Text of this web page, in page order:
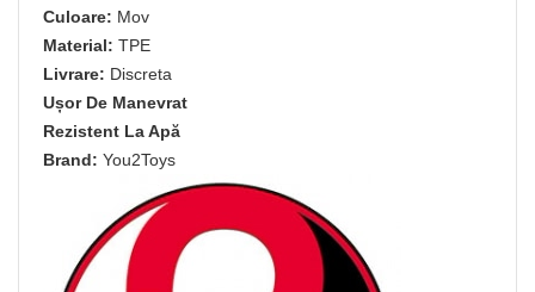
Culoare: Mov
Material: TPE
Livrare: Discreta
Ușor De Manevrat
Rezistent La Apă
Brand: You2Toys